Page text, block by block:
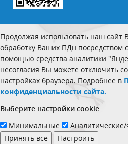
Продолжая использовать наш сайт
обработку Ваших ПДн посредством
помощью средства аналитики
несогласия Вы можете отключить
настройках браузера. Подробнее в
конфиденциальности сайта.
Выберите настройки cookie
Минимальные
Принять всё
Настроить